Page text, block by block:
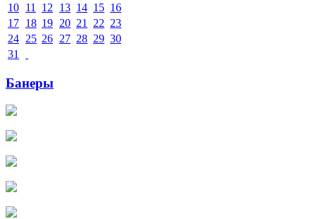
10 11 12 13 14 15 16
17 18 19 20 21 22 23
24 25 26 27 28 29 30
31
Банеры